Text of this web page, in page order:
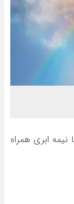
صاف تا نیمه ابری همراه